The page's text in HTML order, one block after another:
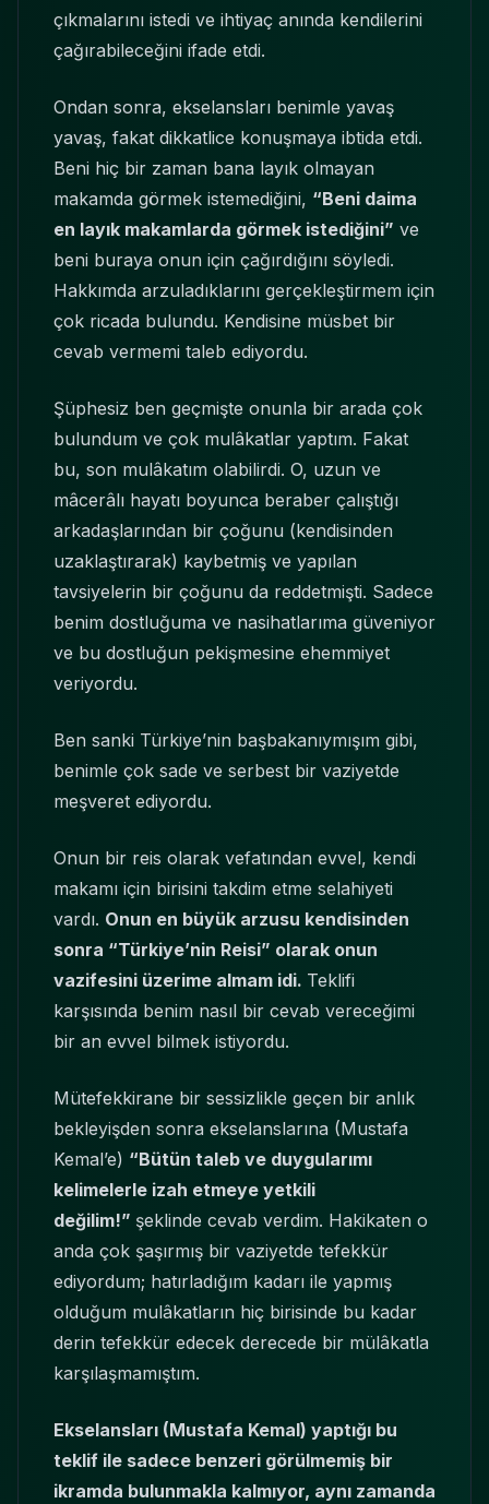
çıkmalarını istedi ve ihtiyaç anında kendilerini
çağırabileceğini ifade etdi.
Ondan sonra, ekselansları benimle yavaş
yavaş, fakat dikkatlice konuşmaya ibtida etdi.
Beni hiç bir zaman bana layık olmayan
makamda görmek istemediğini, “Beni daima
en layık makamlarda görmek istediğini” ve
beni buraya onun için çağırdığını söyledi.
Hakkımda arzuladıklarını gerçekleştirmem için
çok ricada bulundu. Kendisine müsbet bir
cevab vermemi taleb ediyordu.
Şüphesiz ben geçmişte onunla bir arada çok
bulundum ve çok mulâkatlar yaptım. Fakat
bu, son mulâkatım olabilirdi. O, uzun ve
mâcerâlı hayatı boyunca beraber çalıştığı
arkadaşlarından bir çoğunu (kendisinden
uzaklaştırarak) kaybetmiş ve yapılan
tavsiyelerin bir çoğunu da reddetmişti. Sadece
benim dostluğuma ve nasihatlarıma güveniyor
ve bu dostluğun pekişmesine ehemmiyet
veriyordu.
Ben sanki Türkiye’nin başbakanıymışım gibi,
benimle çok sade ve serbest bir vaziyetde
meşveret ediyordu.
Onun bir reis olarak vefatından evvel, kendi
makamı için birisini takdim etme selahiyeti
vardı. Onun en büyük arzusu kendisinden
sonra “Türkiye’nin Reisi” olarak onun
vazifesini üzerime almam idi. Teklifi
karşısında benim nasıl bir cevab vereceğimi
bir an evvel bilmek istiyordu.
Mütefekkirane bir sessizlikle geçen bir anlık
bekleyişden sonra ekselanslarına (Mustafa
Kemal’e) “Bütün taleb ve duygularımı
kelimelerle izah etmeye yetkili
değilim!” şeklinde cevab verdim. Hakikaten o
anda çok şaşırmış bir vaziyetde tefekkür
ediyordum; hatırladığım kadarı ile yapmış
olduğum mulâkatların hiç birisinde bu kadar
derin tefekkür edecek derecede bir mülâkatla
karşılaşmamıştım.
Ekselansları (Mustafa Kemal) yaptığı bu
teklif ile sadece benzeri görülmemiş bir
ikramda bulunmakla kalmıyor, aynı zamanda